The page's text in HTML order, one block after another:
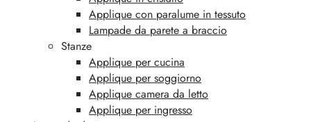
Applique con paralume in tessuto
Lampade da parete a braccio
Stanze
Applique per cucina
Applique per soggiorno
Applique camera da letto
Applique per ingresso